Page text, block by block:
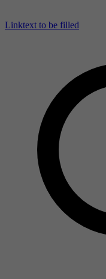
Linktext to be filled